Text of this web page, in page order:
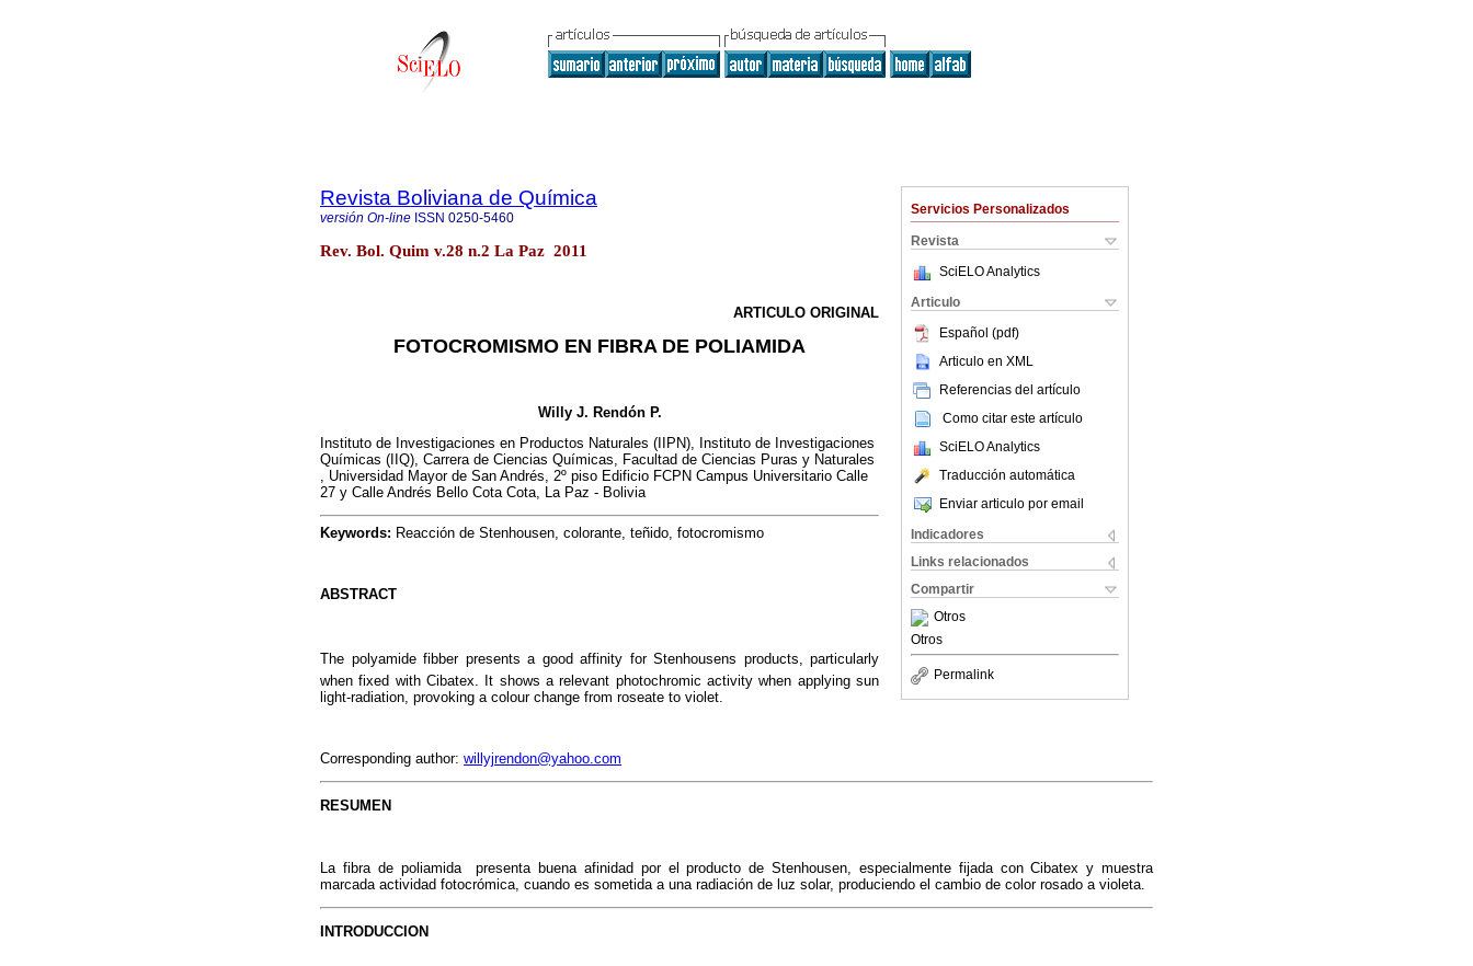
Servicios Personalizados
Revista
SciELO Analytics
Articulo
Español (pdf)
Articulo en XML
Referencias del artículo
Como citar este artículo
SciELO Analytics
Traducción automática
Enviar articulo por email
Indicadores
Links relacionados
Compartir
Otros
Otros
Permalink
Revista Boliviana de Química
versión On-line ISSN 0250-5460
Rev. Bol. Quim v.28 n.2 La Paz 2011
ARTICULO ORIGINAL
FOTOCROMISMO EN FIBRA DE POLIAMIDA
Willy J. Rendón P.
Instituto de Investigaciones en Productos Naturales (IIPN), Instituto de Investigaciones
Químicas (IIQ), Carrera de Ciencias Químicas, Facultad de Ciencias Puras y Naturales
, Universidad Mayor de San Andrés, 2º piso Edificio FCPN Campus Universitario Calle
27 y Calle Andrés Bello Cota Cota, La Paz - Bolivia
Keywords: Reacción de Stenhousen, colorante, teñido, fotocromismo
ABSTRACT
The polyamide fibber presents a good affinity for Stenhousens products, particularly
when fixed with Cibatex. It shows a relevant photochromic activity when applying sun
light-radiation, provoking a colour change from roseate to violet.
Corresponding author: willyjrendon@yahoo.com
RESUMEN
La fibra de poliamida presenta buena afinidad por el producto de Stenhousen, especialmente fijada con Cibatex y muestra
marcada actividad fotocrómica, cuando es sometida a una radiación de luz solar, produciendo el cambio de color rosado a violeta.
INTRODUCCION